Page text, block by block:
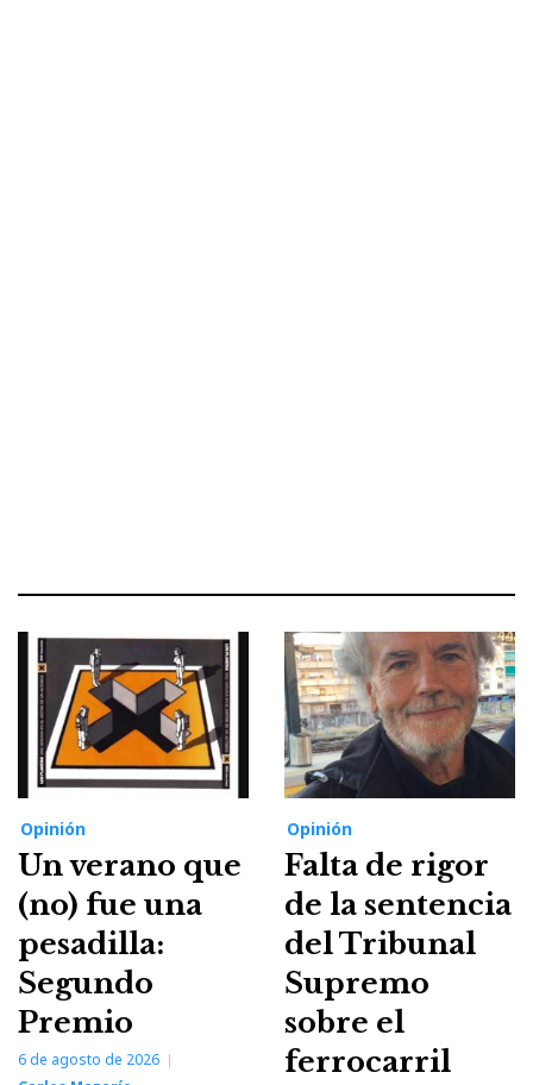
Opinión
Un verano que
(no) fue una
pesadilla:
Segundo
Premio
6 de agosto de 2026
Opinión
Falta de rigor
de la sentencia
del Tribunal
Supremo
sobre el
ferrocarril